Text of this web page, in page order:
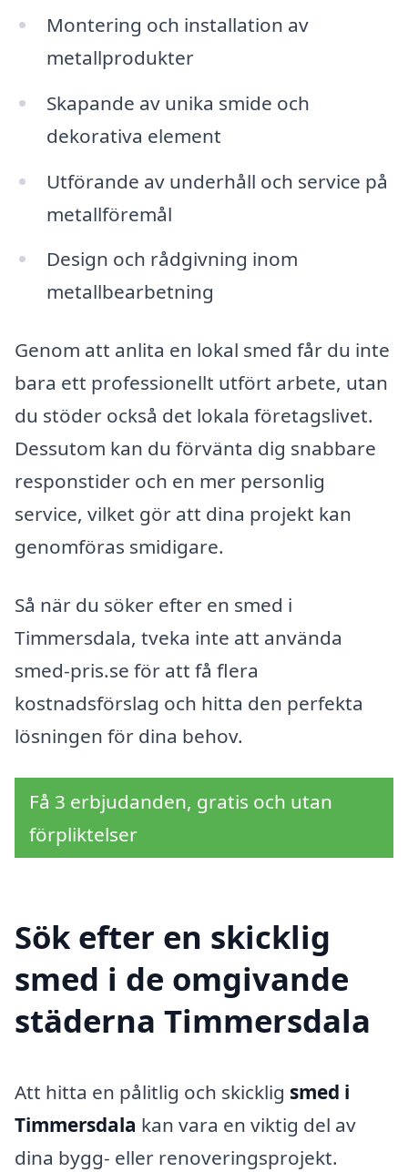
Montering och installation av
metallprodukter
Skapande av unika smide och
dekorativa element
Utförande av underhåll och service på
metallföremål
Design och rådgivning inom
metallbearbetning
Genom att anlita en lokal smed får du inte
bara ett professionellt utfört arbete, utan
du stöder också det lokala företagslivet.
Dessutom kan du förvänta dig snabbare
responstider och en mer personlig
service, vilket gör att dina projekt kan
genomföras smidigare.
Så när du söker efter en smed i
Timmersdala, tveka inte att använda
smed-pris.se för att få flera
kostnadsförslag och hitta den perfekta
lösningen för dina behov.
Få 3 erbjudanden, gratis och utan
förpliktelser
Sök efter en skicklig
smed i de omgivande
städerna Timmersdala
Att hitta en pålitlig och skicklig smed i
Timmersdala kan vara en viktig del av
dina bygg- eller renoveringsprojekt.